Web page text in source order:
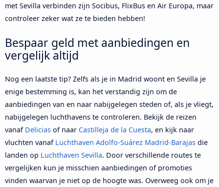
met Sevilla verbinden zijn Socibus, FlixBus en Air Europa, maar
controleer zeker wat ze te bieden hebben!
Bespaar geld met aanbiedingen en
vergelijk altijd
Nog een laatste tip? Zelfs als je in Madrid woont en Sevilla je
enige bestemming is, kan het verstandig zijn om de
aanbiedingen van en naar nabijgelegen steden of, als je vliegt,
nabijgelegen luchthavens te controleren. Bekijk de reizen
vanaf Delicias of naar Castilleja de la Cuesta, en kijk naar
vluchten vanaf Luchthaven Adolfo-Suárez Madrid-Barajas die
landen op Luchthaven Sevilla. Door verschillende routes te
vergelijken kun je misschien aanbiedingen of promoties
vinden waarvan je niet op de hoogte was. Overweeg ook om je